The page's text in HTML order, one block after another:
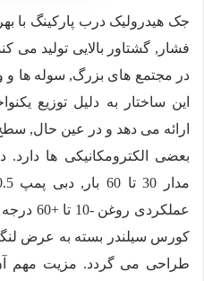
جک هیدرولیک درب پارکینگ با
فشار, گشتاور بالایی تولید می
در مجتمع های بزرگ, سوله ها
این ساختار به دلیل توزیع
ارائه می دهد و در عین حال,
بعضی الکترومکانیکی ها
طراحی می گردد. مزیت مهم